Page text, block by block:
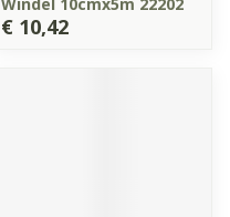
€ 10,42